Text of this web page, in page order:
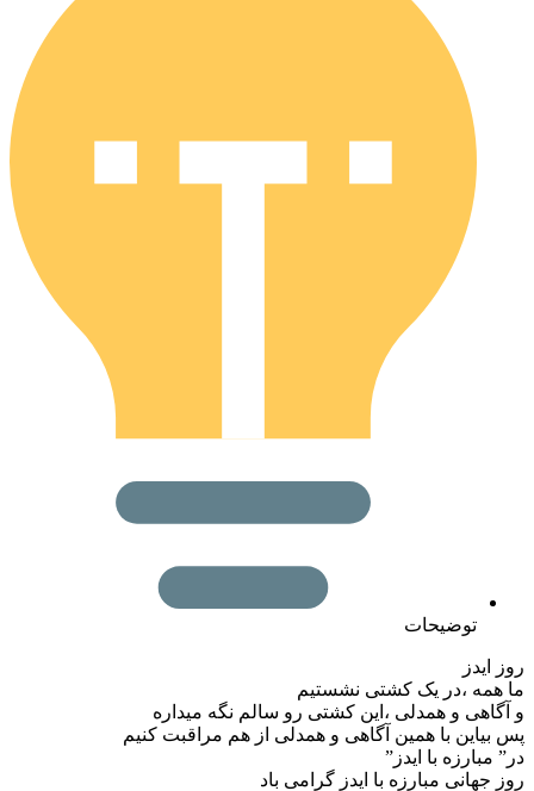
توضیحات
،در یک کشتی نشستیم
و همدلی ،این کشتی رو سالم نگه میداره
با همین آگاهی و همدلی از هم مراقبت کنیم
با ایدز”
مبارزه با ایدز گرامی باد